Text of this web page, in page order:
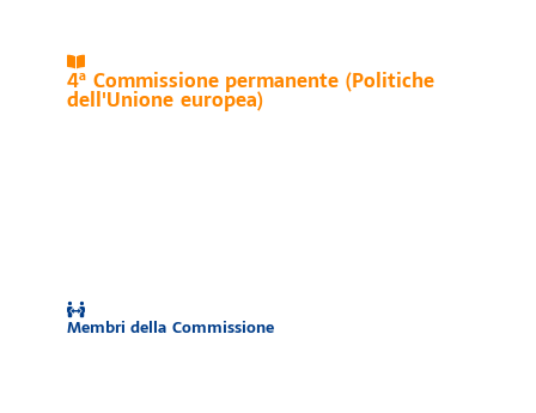
4ª Commissione permanente (Politiche
dell'Unione europea)
Membri della Commissione